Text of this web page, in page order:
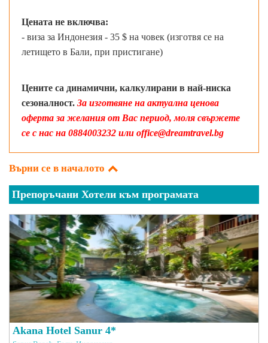
Цената не включва:
- виза за Индонезия - 35 $ на човек (изготвя се на
летището в Бали, при пристигане)
Цените са динамични, калкулирани в най-ниска
сезоналност. За изготвяне на актуална ценова
оферта за желания от Вас период, моля свържете
се с нас на 0884003232 или office@dreamtravel.bg
Върни се в началото
Препоръчани Хотели към програмата
Akana Hotel Sanur 4*